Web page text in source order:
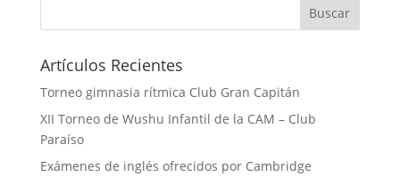
Artículos Recientes
Torneo gimnasia rítmica Club Gran Capitán
XII Torneo de Wushu Infantil de la CAM – Club
Paraíso
Exámenes de inglés ofrecidos por Cambridge